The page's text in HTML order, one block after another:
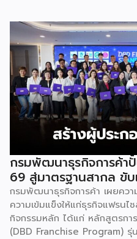
รวมกว่า 250 บูธ บนพื้นที่
เลือกสร้างรายได้เพิ่มและพยุง
จบในงานด้วยสินเชื่อ และทำเล
ความรู้โดยผู้ทรงคุณวุฒิคับคั่ง แ
และต่างประเทศ งานจัดต่อเนื่
ฮอลล์ 6-8 อิมแพ็คเมืองทองธ
220 ล้านบาท นายพูนพงษ์
ธุรกิจการค้า กระทรวงพาณิชย์
Thailand & Thailand E-
(TESE 2026) เป็นเวทีแสดงธุ
วงจร […]
กรมพัฒนาธุรกิจการค้า
69 สู่มาตรฐานสากล ขั
กรมพัฒนาธุรกิจการค้า เผยควา
ความเข้มแข็งให้แก่ธุรกิจแฟรน
กิจกรรมหลัก ได้แก่ หลักสูตรกา
(DBD Franchise Program)